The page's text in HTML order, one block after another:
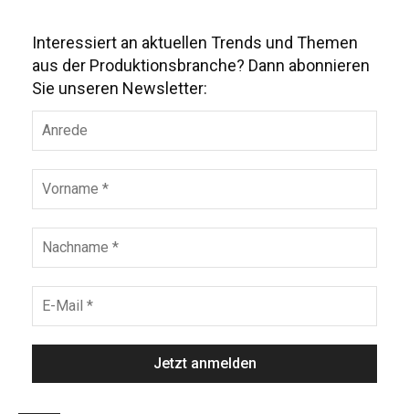
Interessiert an aktuellen Trends und Themen
aus der Produktionsbranche? Dann abonnieren
Sie unseren Newsletter: